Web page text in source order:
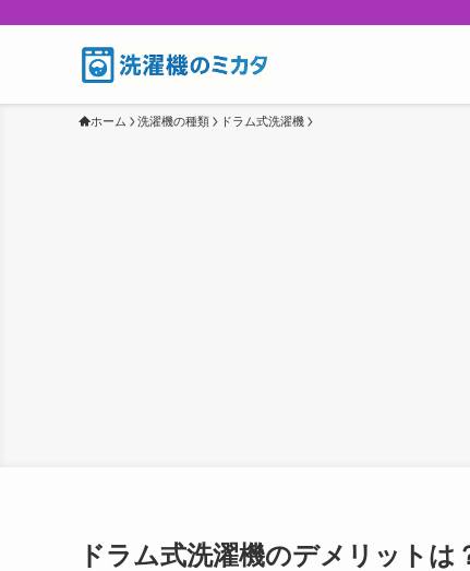
ホーム 洗濯機の種類 ドラム式洗濯機
ドラム式洗濯機のデメリット